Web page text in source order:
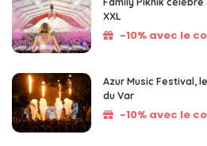
XXL
-10% avec le
Azur Music Festival,
du Var
-10% avec le